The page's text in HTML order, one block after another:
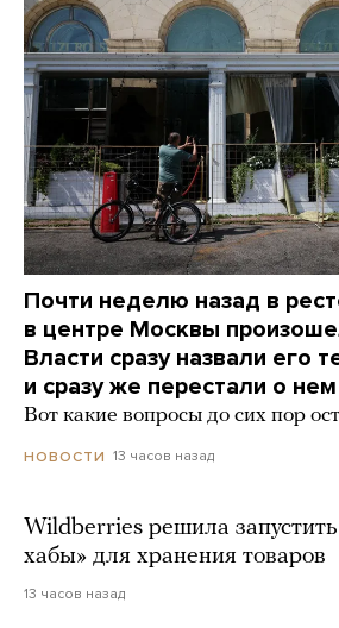
Почти неделю назад в
в центре Москвы
Власти сразу назвали его
и сразу же перестали о
Вот какие вопросы до сих пор
НОВОСТИ 13 часов назад
Wildberries решила
хабы» для хранения товаров
13 часов назад